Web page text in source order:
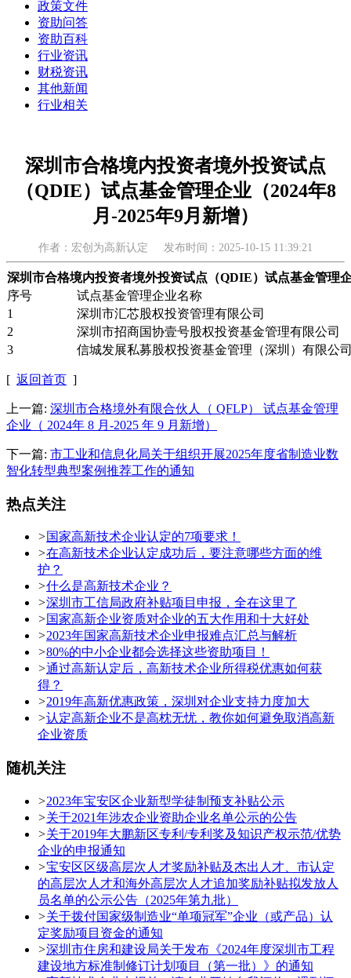
政策文件
资助问答
资助百科
行业资讯
财税资讯
其他新闻
行业相关
深圳市合格境内投资者境外投资试点
（QDIE）试点基金管理企业（2024年8
月-2025年9月新增）
作者：宏创为高新认定 发布时间：2025-10-15 11:39:21
深圳市合格境内投资者境外投资试点（QDIE）试点基金管理
序号
试点基金管理企业名称
1
深圳市汇芯股权投资管理有限公司
2
深圳市招商国协壹号股权投资基金管理有限公司
3
信城发展私募股权投资基金管理（深圳）有限公
[ 返回首页 ]
上一篇: 深圳市合格境外有限合伙人（ QFLP） 试点基金管理
企业（ 2024年 8 月-2025 年 9 月新增）
下一篇: 市工业和信息化局关于组织开展2025年度省制造业数
智化转型典型案例推荐工作的通知
热点关注
>国家高新技术企业认定的7项要求！
>在高新技术企业认定成功后，要注意哪些方面的维
护？
>什么是高新技术企业？
>深圳市工信局政府补贴项目申报，全在这里了
>国家高新企业资质对企业的五大作用和十大好处
>2023年国家高新技术企业申报难点汇总与解析
>80%的中小企业都会选择这些资助项目！
>通过高新认定后，高新技术企业所得税优惠如何获
得？
>2019年高新优惠政策，深圳对企业支持力度加大
>认定高新企业不是高枕无忧，教你如何避免取消高新
企业资质
随机关注
>2023年宝安区企业新型学徒制预支补贴公示
>关于2021年涉农企业资助企业名单公示的公告
>关于2019年大鹏新区专利/专利奖及知识产权示范/优势
企业的申报通知
>宝安区区级高层次人才奖励补贴及杰出人才、市认定
的高层次人才和海外高层次人才追加奖励补贴拟发放人
员名单的公示公告（2025年第九批）
>关于拨付国家级制造业“单项冠军”企业（或产品）认
定奖励项目资金的通知
>深圳市住房和建设局关于发布《2024年度深圳市工程
建设地方标准制修订计划项目（第一批）》的通知